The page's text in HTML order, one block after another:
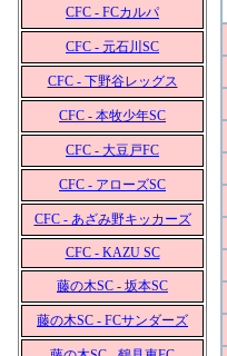
CFC - FCカルパ
CFC - 元石川SC
CFC - 下野谷レッグス
CFC - 本牧少年SC
CFC - 大豆戸FC
CFC - アローズSC
CFC - あざみ野キッカーズ
CFC - KAZU SC
藤の木SC - 坂本SC
藤の木SC - FCサンダーズ